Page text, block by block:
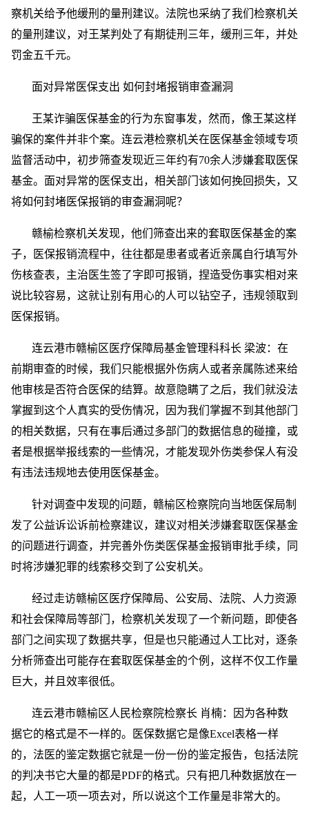
察机关给予他缓刑的量刑建议。法院也采纳了我们检察机关
的量刑建议，对王某判处了有期徒刑三年，缓刑三年，并处
罚金五千元。
面对异常医保支出 如何封堵报销审查漏洞
王某诈骗医保基金的行为东窗事发，然而，像王某这样
骗保的案件并非个案。连云港检察机关在医保基金领域专项
监督活动中，初步筛查发现近三年约有70余人涉嫌套取医保
基金。面对异常的医保支出，相关部门该如何挽回损失，又
将如何封堵医保报销的审查漏洞呢？
赣榆检察机关发现，他们筛查出来的套取医保基金的案
子，医保报销流程中，往往都是患者或者近亲属自行填写外
伤核查表，主治医生签了字即可报销，捏造受伤事实相对来
说比较容易，这就让别有用心的人可以钻空子，违规领取到
医保报销。
连云港市赣榆区医疗保障局基金管理科科长 梁波：在
前期审查的时候，我们只能根据外伤病人或者亲属陈述来给
他审核是否符合医保的结算。故意隐瞒了之后，我们就没法
掌握到这个人真实的受伤情况，因为我们掌握不到其他部门
的相关数据，只有在事后通过多部门的数据信息的碰撞，或
者是根据举报线索的一些情况，才能发现外伤类参保人有没
有违法违规地去使用医保基金。
针对调查中发现的问题，赣榆区检察院向当地医保局制
发了公益诉讼诉前检察建议，建议对相关涉嫌套取医保基金
的问题进行调查，并完善外伤类医保基金报销审批手续，同
时将涉嫌犯罪的线索移交到了公安机关。
经过走访赣榆区医疗保障局、公安局、法院、人力资源
和社会保障局等部门，检察机关发现了一个新问题，即使各
部门之间实现了数据共享，但是也只能通过人工比对，逐条
分析筛查出可能存在套取医保基金的个例，这样不仅工作量
巨大，并且效率很低。
连云港市赣榆区人民检察院检察长 肖楠：因为各种数
据它的格式是不一样的。医保数据它是像Excel表格一样
的，法医的鉴定数据它就是一份一份的鉴定报告，包括法院
的判决书它大量的都是PDF的格式。只有把几种数据放在一
起，人工一项一项去对，所以说这个工作量是非常大的。